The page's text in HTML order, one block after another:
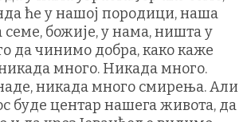
ће у нашој породици, наша
семе, божије, у нама, ништа у
да чинимо добра, како каже
много. Никада много.
никада много смирења. Али
буде центар нашега живота, да